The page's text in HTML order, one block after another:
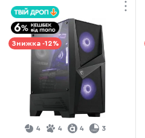
Знижка -12%
4 4 4 3